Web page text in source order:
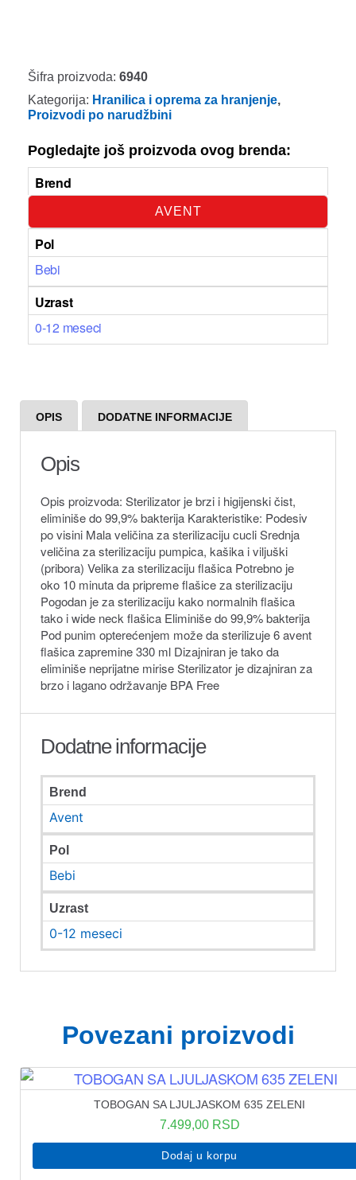
Šifra proizvoda: 6940
Kategorija: Hranilica i oprema za hranjenje,
Proizvodi po narudžbini
Pogledajte još proizvoda ovog brenda:
Brend
AVENT
Pol
Bebi
Uzrast
0-12 meseci
OPIS DODATNE INFORMACIJE
Opis
Opis proizvoda: Sterilizator je brzi i higijenski čist,
eliminiše do 99,9% bakterija Karakteristike: Podesiv
po visini Mala veličina za sterilizaciju cucli Srednja
veličina za sterilizaciju pumpica, kašika i viljuški
(pribora) Velika za sterilizaciju flašica Potrebno je
oko 10 minuta da pripreme flašice za sterilizaciju
Pogodan je za sterilizaciju kako normalnih flašica
tako i wide neck flašica Eliminiše do 99,9% bakterija
Pod punim opterećenjem može da sterilizuje 6 avent
flašica zapremine 330 ml Dizajniran je tako da
eliminiše neprijatne mirise Sterilizator je dizajniran za
brzo i lagano održavanje BPA Free
Dodatne informacije
Brend
Avent
Pol
Bebi
Uzrast
0-12 meseci
Povezani proizvodi
TOBOGAN SA LJULJASKOM 635 ZELENI
7.499,00 RSD
Dodaj u korpu